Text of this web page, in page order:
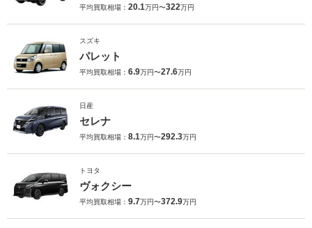
平均買取相場： 20.1万円〜322万円
スズキ
パレット
平均買取相場： 6.9万円〜27.6万円
日産
セレナ
平均買取相場： 8.1万円〜292.3万円
トヨタ
ヴォクシー
平均買取相場： 9.7万円〜372.9万円